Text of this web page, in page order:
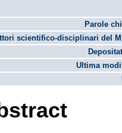
Parole
scientifico-disciplinari del
Ultima